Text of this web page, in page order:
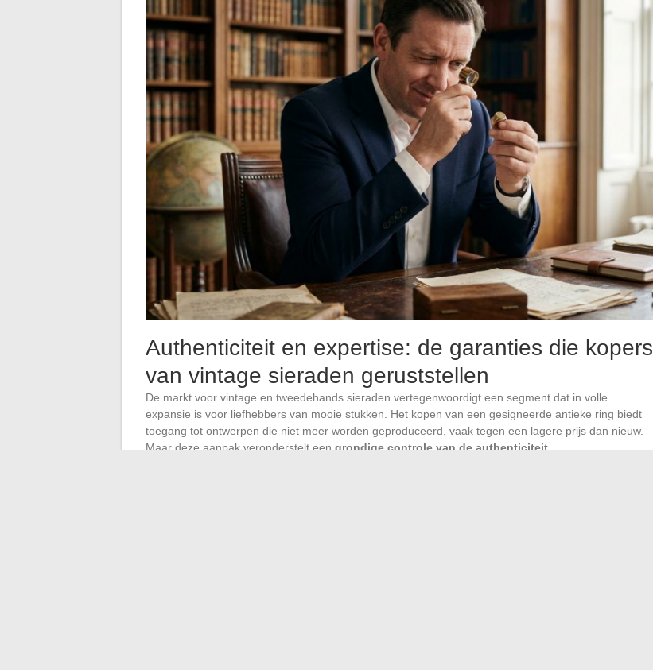
Authenticiteit en expertise: de garanties die kopers
van vintage sieraden geruststellen
De markt voor vintage en tweedehands sieraden vertegenwoordigt een segment dat in volle
expansie is voor liefhebbers van mooie stukken. Het kopen van een gesigneerde antieke ring biedt
toegang tot ontwerpen die niet meer worden geproduceerd, vaak tegen een lagere prijs dan nieuw.
Maar deze aanpak veronderstelt een grondige controle van de authenticiteit